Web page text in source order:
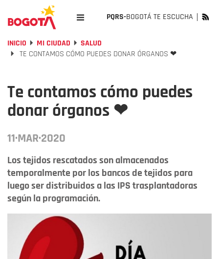
PQRS-BOGOTÁ TE ESCUCHA
INICIO MI CIUDAD
SALUD
TE CONTAMOS CÓMO PUEDES DONAR ÓRGANOS ❤
Te contamos cómo puedes
donar órganos ❤
11·MAR·2020
Los tejidos rescatados son almacenados
temporalmente por los bancos de tejidos para
luego ser distribuidos a las IPS trasplantadoras
según la programación.